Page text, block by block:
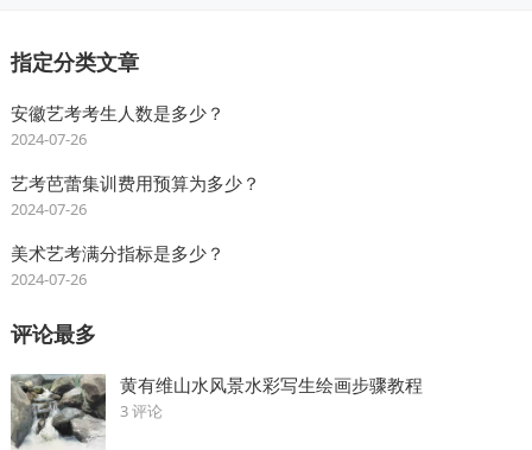
指定分类文章
安徽艺考考生人数是多少？
2024-07-26
艺考芭蕾集训费用预算为多少？
2024-07-26
美术艺考满分指标是多少？
2024-07-26
评论最多
黄有维山水风景水彩写生绘画步骤教程
3 评论